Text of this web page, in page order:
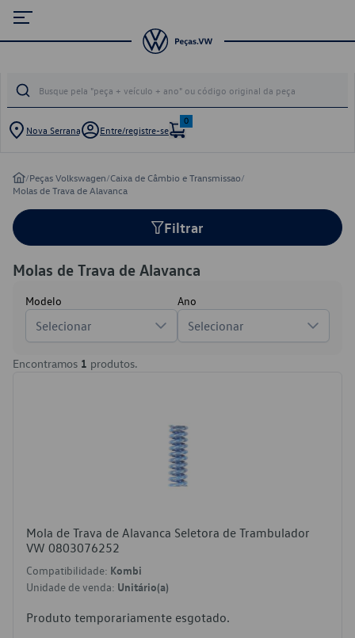
Nova Serrana Entre/registre-se
0
/Peças Volkswagen/Caixa de Câmbio e Transmissao/
Molas de Trava de Alavanca
Filtrar
Molas de Trava de Alavanca
Modelo
Selecionar
Ano
Selecionar
Encontramos 1 produtos.
Mola de Trava de Alavanca Seletora de Trambulador
VW 0803076252
Compatibilidade: Kombi
Unidade de venda: Unitário(a)
Produto temporariamente esgotado.